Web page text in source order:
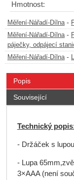
Hmotnost:
Měření-Nářadí-Dílna-
Měření-Nářadí-Dílna-
páječky, odpájecí
Měření-Nářadí-Dílna-
Popis
Související
Technický
- Držáček s
- Lupa
3×AAA (není